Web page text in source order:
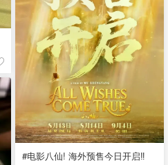
#电影八仙! 海外预售今日开启‼️